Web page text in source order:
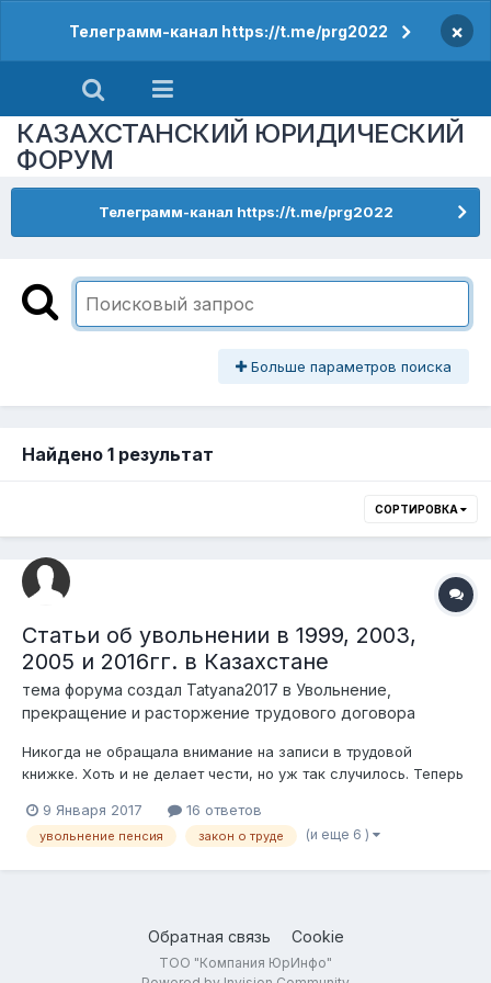
Телеграмм-канал https://t.me/prg2022 ×
КАЗАХСТАНСКИЙ ЮРИДИЧЕСКИЙ
ФОРУМ
Телеграмм-канал https://t.me/prg2022
Больше параметров поиска
Найдено 1 результат
СОРТИРОВКА
Статьи об увольнении в 1999, 2003,
2005 и 2016гг. в Казахстане
тема форума создал Tatyana2017 в Увольнение,
прекращение и расторжение трудового договора
Никогда не обращала внимание на записи в трудовой
книжке. Хоть и не делает чести, но уж так случилось. Теперь
старых законов о труде найти не могу. Даже в отделах
кадров. Очень надеюсь на помощь! Вопросы такие: 1)...
9 Января 2017 16 ответов
увольнение пенсия закон о труде (и еще 6 )
Обратная связь Cookie
ТОО "Компания ЮрИнфо"